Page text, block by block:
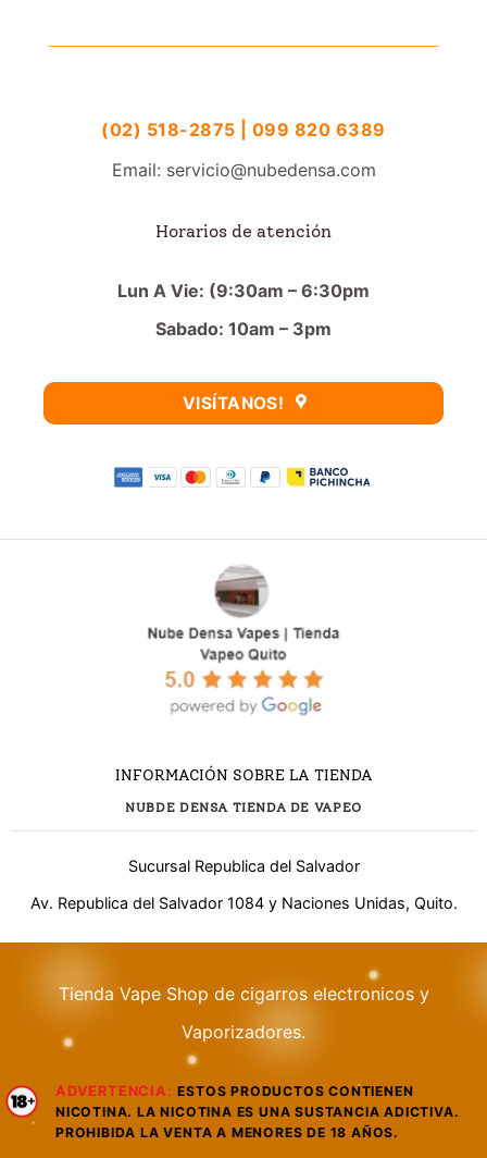
INFORMACIÓN SOBRE LA TIENDA
NUBDE DENSA TIENDA DE VAPEO
Sucursal Republica del Salvador
Av. Republica del Salvador 1084 y Naciones Unidas, Quito.
(02) 518-2875 | 099 820 6389
Email: servicio@nubedensa.com
Horarios de atención
Lun A Vie: (9:30am – 6:30pm
Sabado: 10am – 3pm
VISÍTANOS!
Tienda Vape Shop de cigarros electronicos y
Vaporizadores.
ADVERTENCIA : ESTOS PRODUCTOS CONTIENEN
NICOTINA. LA NICOTINA ES UNA SUSTANCIA ADICTIVA.
PROHIBIDA LA VENTA A MENORES DE 18 AÑOS.
WhatsApp
Respuesta rápida